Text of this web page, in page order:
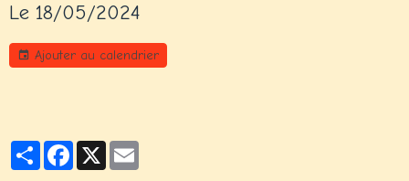
Le 18/05/2024
Ajouter au calendrier
PartagerFacebook
X